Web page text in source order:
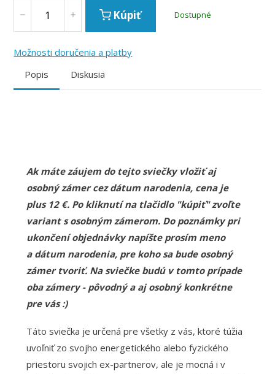
Kúpiť Dostupné
Možnosti doručenia a platby
Popis
Diskusia
Ak máte záujem do tejto sviečky vložiť aj
osobný zámer cez dátum narodenia, cena je
plus 12 €. Po kliknutí na tlačidlo "kúpiť" zvoľte
variant s osobným zámerom. Do poznámky pri
ukončení objednávky napíšte prosím meno
a dátum narodenia, pre koho sa bude osobný
zámer tvoriť. Na sviečke budú v tomto prípade
oba zámery - pôvodný a aj osobný konkrétne
pre vás :)
Táto sviečka je určená pre všetky z vás, ktoré túžia
uvoľniť zo svojho energetického alebo fyzického
priestoru svojich ex-partnerov, ale je mocná i v